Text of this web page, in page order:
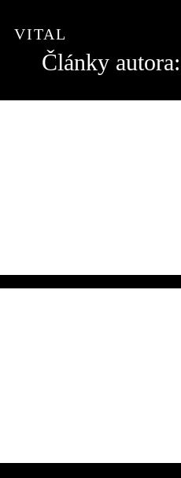
VITAL
Články